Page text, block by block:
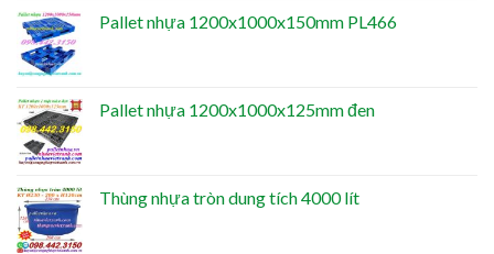
Pallet nhựa 1200x1000x150mm PL466
Pallet nhựa 1200x1000x125mm đen
Thùng nhựa tròn dung tích 4000 lít